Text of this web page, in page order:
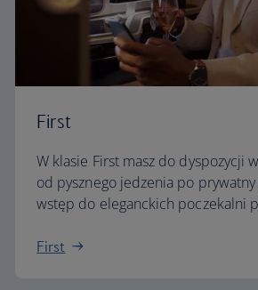
First
W klasie First masz do dyspozycji
od pysznego jedzenia po prywatny
wstęp do eleganckich poczekalni
First